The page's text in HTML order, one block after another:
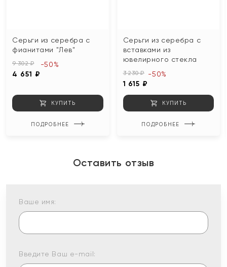
Серьги из серебра с
фианитами "Лев"
9 302 ₽
4 651 ₽
-50%
КУПИТЬ
ПОДРОБНЕЕ
Серьги из серебра с
вставками из
ювелирного стекла
3 230 ₽
1 615 ₽
-50%
КУПИТЬ
ПОДРОБНЕЕ
Оставить отзыв
Ваше имя:
Введите Ваш e-mail: